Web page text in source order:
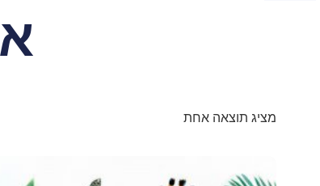
מציג תוצאה אחת